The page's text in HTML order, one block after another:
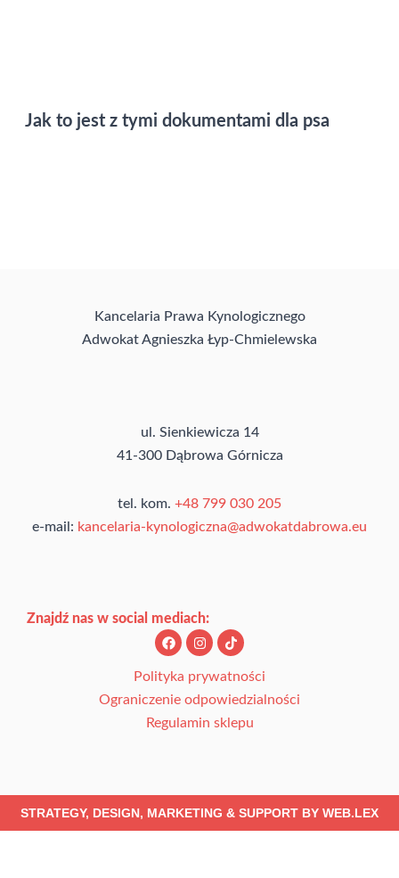
Jak to jest z tymi dokumentami dla psa
Kancelaria Prawa Kynologicznego
Adwokat Agnieszka Łyp-Chmielewska
ul. Sienkiewicza 14
41-300 Dąbrowa Górnicza
tel. kom. +48 799 030 205
e-mail: kancelaria-kynologiczna@adwokatdabrowa.eu
Znajdź nas w social mediach:
F
a
e
o
k
I
n
t
a
g
r
a
T
i
t
k
Polityka prywatności
Ograniczenie odpowiedzialności
Regulamin sklepu
STRATEGY, DESIGN, MARKETING & SUPPORT BY WEB.LEX